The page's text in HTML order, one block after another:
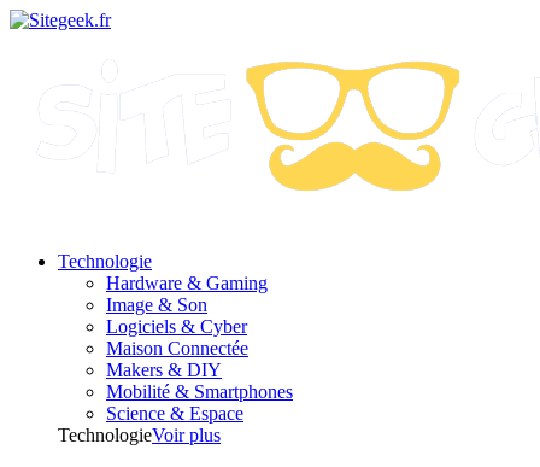
Technologie
Hardware & Gaming
Image & Son
Logiciels & Cyber
Maison Connectée
Makers & DIY
Mobilité & Smartphones
Science & Espace
TechnologieVoir plus